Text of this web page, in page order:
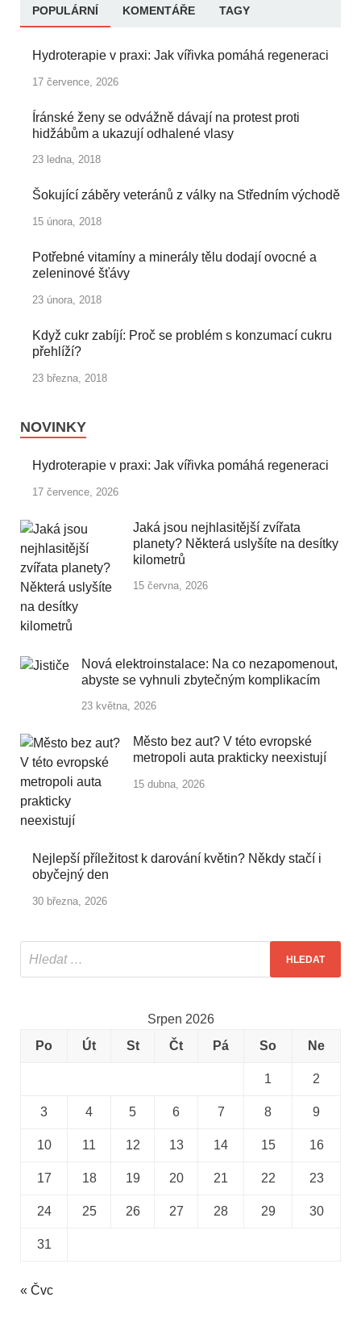
POPULÁRNÍ KOMENTÁŘE TAGY
Hydroterapie v praxi: Jak vířivka pomáhá regeneraci
17 července, 2026
Íránské ženy se odvážně dávají na protest proti
hidžábům a ukazují odhalené vlasy
23 ledna, 2018
Šokující záběry veteránů z války na Středním východě
15 února, 2018
Potřebné vitamíny a minerály tělu dodají ovocné a
zeleninové šťávy
23 února, 2018
Když cukr zabíjí: Proč se problém s konzumací cukru
přehlíží?
23 března, 2018
NOVINKY
Hydroterapie v praxi: Jak vířivka pomáhá regeneraci
17 července, 2026
Jaká jsou nejhlasitější zvířata
planety? Některá uslyšíte na desítky
kilometrů
15 června, 2026
Nová elektroinstalace: Na co nezapomenout,
abyste se vyhnuli zbytečným komplikacím
23 května, 2026
Město bez aut? V této evropské
metropoli auta prakticky neexistují
15 dubna, 2026
Nejlepší příležitost k darování květin? Někdy stačí i
obyčejný den
30 března, 2026
Srpen 2026
Po
Út St Čt Pá So Ne
1 2
3 4 5 6 7 8 9
10 11 12 13 14 15 16
17 18 19 20 21 22 23
24 25 26 27 28 29 30
31
« Čvc